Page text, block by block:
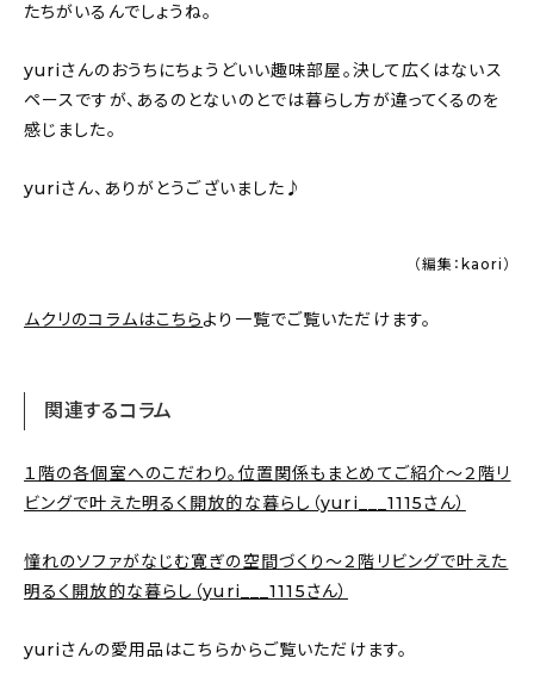
たちがいるんでしょうね。
yuriさんのおうちにちょうどいい趣味部屋。決して広くはないス
ペースですが、あるのとないのとでは暮らし方が違ってくるのを
感じました。
yuriさん、ありがとうございました♪
（編集：kaori）
ムクリのコラムはこちらより一覧でご覧いただけます。
関連するコラム
１階の各個室へのこだわり。位置関係もまとめてご紹介〜２階リ
ビングで叶えた明るく開放的な暮らし（yuri___1115さん）
憧れのソファがなじむ寛ぎの空間づくり〜２階リビングで叶えた
明るく開放的な暮らし（yuri___1115さん）
yuriさんの愛用品はこちらからご覧いただけます。